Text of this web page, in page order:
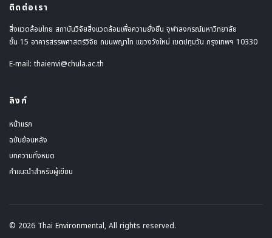
ติดต่อเรา
สิ่งแวดล้อมไทย สถาบันวิจัยสิ่งแวดล้อมเพื่อความยั่งยืน จุฬาลงกรณ์มหาวิทยาลัย
ชั้น 15 อาคารสรรพศาสตร์วิจัย ถนนพญาไท แขวงวังใหม่ เขตปทุมวัน กรุงเทพฯ 10330
E-mail: thaienvi@chula.ac.th
ลิงก์
หน้าแรก
ฉบับย้อนหลัง
บทความทั้งหมด
คำแนะนำสำหรับผู้เขียน
© 2026 Thai Environmental, All rights reserved.